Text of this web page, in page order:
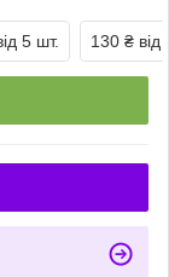
5 шт. 130 ₴ від